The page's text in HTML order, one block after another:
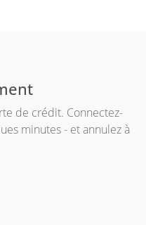
de crédit. Connectez-
minutes - et annulez à